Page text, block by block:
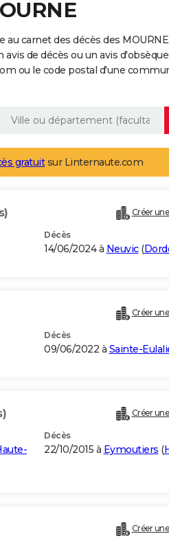
carnet des décès des
de décès ou un avis
ou le code postal d'une
gratuitsur Linternaute.com
Créer
Décès
14/06/2024 à Neuvic(
Créer
Décès
09/06/2022 à Sainte-
Créer
Décès
22/10/2015 à Eymoutiers (
Créer